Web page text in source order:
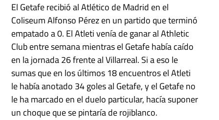
El Getafe recibió al Atlético de Madrid en el
Coliseum Alfonso Pérez en un partido que terminó
empatado a 0. El Atleti venía de ganar al Athletic
Club entre semana mientras el Getafe había caído
en la jornada 26 frente al Villarreal. Si a eso le
sumas que en los últimos 18 encuentros el Atleti
le había anotado 34 goles al Getafe, y el Getafe no
le ha marcado en el duelo particular, hacía suponer
un choque que se pintaría de rojiblanco.